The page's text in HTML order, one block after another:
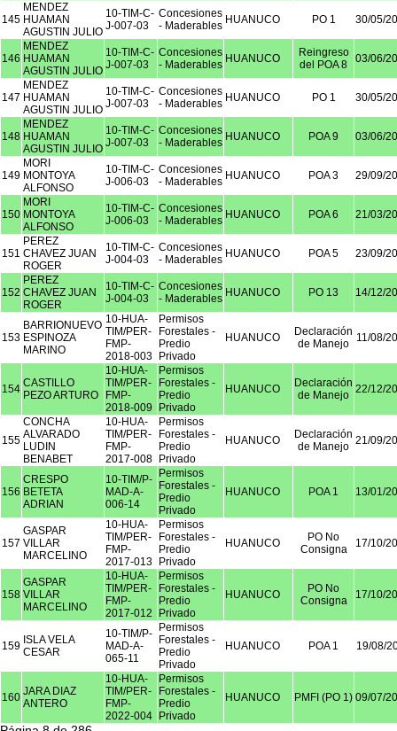
145
MENDEZ
HUAMAN
AGUSTIN JULIO
10-TIM-C-
J-007-03
Concesiones
- Maderables HUANUCO PO 1 30/05/
146
MENDEZ
HUAMAN
AGUSTIN JULIO
10-TIM-C-
J-007-03
Concesiones
- Maderables HUANUCO
Reingreso
del POA 8
03/06/
147
MENDEZ
HUAMAN
AGUSTIN JULIO
10-TIM-C-
J-007-03
Concesiones
- Maderables HUANUCO PO 1 30/05/
148
MENDEZ
HUAMAN
AGUSTIN JULIO
10-TIM-C-
J-007-03
Concesiones
- Maderables HUANUCO POA 9 03/06/
149
MORI
MONTOYA
ALFONSO
10-TIM-C-
J-006-03
Concesiones
- Maderables HUANUCO POA 3 29/09/
150
MORI
MONTOYA
ALFONSO
10-TIM-C-
J-006-03
Concesiones
- Maderables HUANUCO POA 6 21/03/
151
PEREZ
CHAVEZ JUAN
ROGER
10-TIM-C-
J-004-03
Concesiones
- Maderables HUANUCO POA 5 23/09/
152
PEREZ
CHAVEZ JUAN
ROGER
10-TIM-C-
J-004-03
Concesiones
- Maderables HUANUCO PO 13 14/12/
153
BARRIONUEVO
ESPINOZA
MARINO
10-HUA-
TIM/PER-
FMP-
2018-003
Permisos
Forestales -
Predio
Privado
HUANUCO
Declaración
de Manejo
11/08/
154 CASTILLO
PEZO ARTURO
10-HUA-
TIM/PER-
FMP-
2018-009
Permisos
Forestales -
Predio
Privado
HUANUCO
Declaración
de Manejo 22/12/
155
CONCHA
ALVARADO
LUDIN
BENABET
10-HUA-
TIM/PER-
FMP-
2017-008
Permisos
Forestales -
Predio
Privado
HUANUCO
Declaración
de Manejo 21/09/
156
CRESPO
BETETA
ADRIAN
10-TIM/P-
MAD-A-
006-14
Permisos
Forestales -
Predio
Privado
HUANUCO POA 1 13/01/
157
GASPAR
VILLAR
MARCELINO
10-HUA-
TIM/PER-
FMP-
2017-013
Permisos
Forestales -
Predio
Privado
HUANUCO
PO No
Consigna
17/10/
158
GASPAR
VILLAR
MARCELINO
10-HUA-
TIM/PER-
FMP-
2017-012
Permisos
Forestales -
Predio
Privado
HUANUCO
PO No
Consigna
17/10/
159 ISLA VELA
CESAR
10-TIM/P-
MAD-A-
065-11
Permisos
Forestales -
Predio
Privado
HUANUCO POA 1 19/08/
160 JARA DIAZ
ANTERO
10-HUA-
TIM/PER-
FMP-
2022-004
Permisos
Forestales -
Predio
Privado
HUANUCO PMFI (PO 1) 09/07/